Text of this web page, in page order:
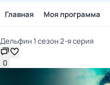
Главная Моя программа
Дельфин 1 сезон 2-я серия
0